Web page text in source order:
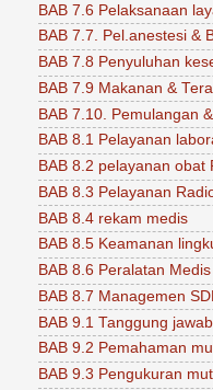
BAB 7.6 Pelaksanaan
BAB 7.7. Pel.anestesi &
BAB 7.8 Penyuluhan
BAB 7.9 Makanan &
BAB 7.10. Pemulangan
BAB 8.1 Pelayanan
BAB 8.2 pelayanan obat
BAB 8.3 Pelayanan
BAB 8.4 rekam medis
BAB 8.5 Keamanan
BAB 8.6 Peralatan Medis
BAB 8.7 Managemen
BAB 9.1 Tanggung
BAB 9.2 Pemahaman
BAB 9.3 Pengukuran